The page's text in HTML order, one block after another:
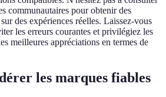
communautaires pour obtenir des
des expériences réelles. Laissez-vous
les erreurs courantes et privilégiez les
meilleures appréciations en termes de
les marques fiables